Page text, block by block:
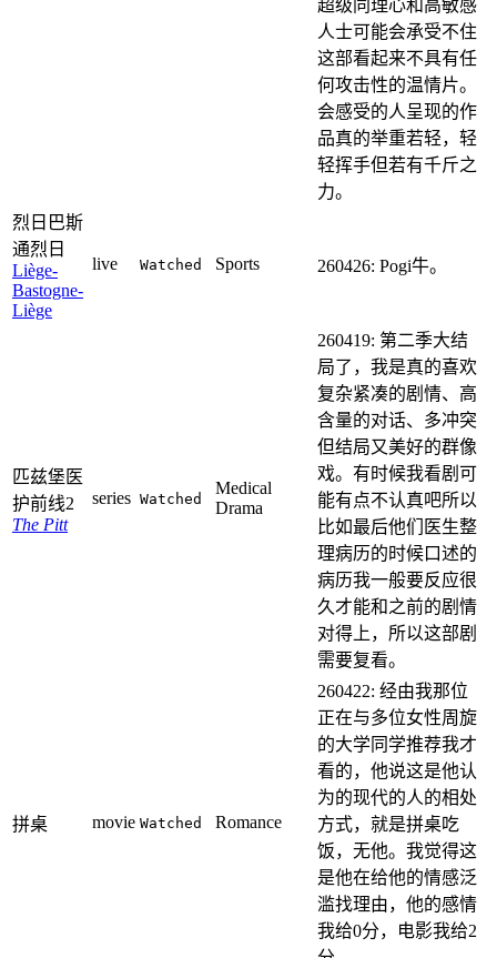
超级同理心和高敏感
人士可能会承受不住
这部看起来不具有任
何攻击性的温情片。
会感受的人呈现的作
品真的举重若轻，轻
轻挥手但若有千斤之
力。
烈日巴斯
通烈日
Liège-
Bastogne-
Liège
live Watched Sports 260426: Pogi牛。
匹兹堡医
护前线2
The Pitt
series Watched
Medical
Drama
260419: 第二季大结
局了，我是真的喜欢
复杂紧凑的剧情、高
含量的对话、多冲突
但结局又美好的群像
戏。有时候我看剧可
能有点不认真吧所以
比如最后他们医生整
理病历的时候口述的
病历我一般要反应很
久才能和之前的剧情
对得上，所以这部剧
需要复看。
拼桌 movie Watched Romance
260422: 经由我那位
正在与多位女性周旋
的大学同学推荐我才
看的，他说这是他认
为的现代的人的相处
方式，就是拼桌吃
饭，无他。我觉得这
是他在给他的情感泛
滥找理由，他的感情
我给0分，电影我给2